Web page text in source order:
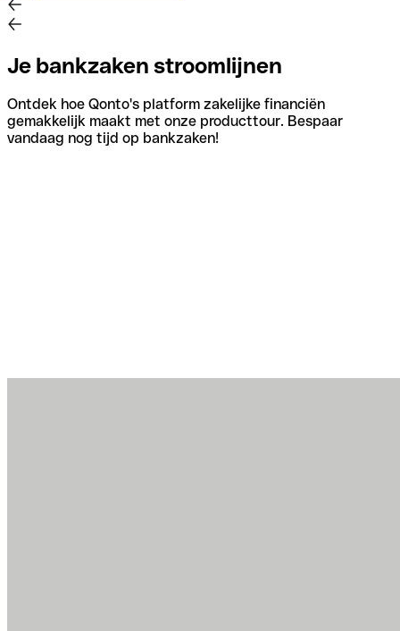
Je bankzaken stroomlijnen
Ontdek hoe Qonto's platform zakelijke financiën
gemakkelijk maakt met onze producttour. Bespaar
vandaag nog tijd op bankzaken!